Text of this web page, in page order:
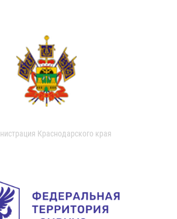
Краснодарского края